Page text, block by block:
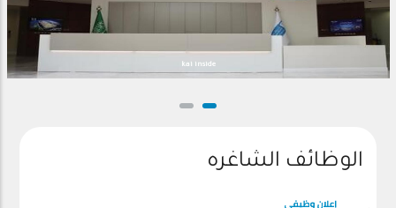
kai inside
الوظائف الشاغره